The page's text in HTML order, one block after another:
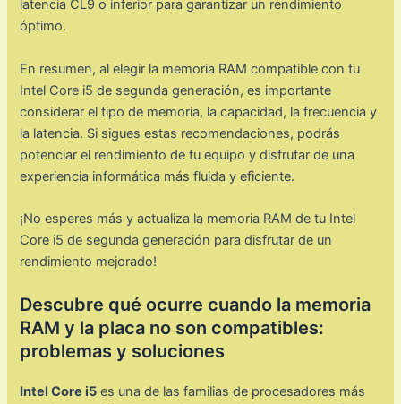
latencia CL9 o inferior para garantizar un rendimiento
óptimo.
En resumen, al elegir la memoria RAM compatible con tu
Intel Core i5 de segunda generación, es importante
considerar el tipo de memoria, la capacidad, la frecuencia y
la latencia. Si sigues estas recomendaciones, podrás
potenciar el rendimiento de tu equipo y disfrutar de una
experiencia informática más fluida y eficiente.
¡No esperes más y actualiza la memoria RAM de tu Intel
Core i5 de segunda generación para disfrutar de un
rendimiento mejorado!
Descubre qué ocurre cuando la memoria
RAM y la placa no son compatibles:
problemas y soluciones
Intel Core i5 es una de las familias de procesadores más